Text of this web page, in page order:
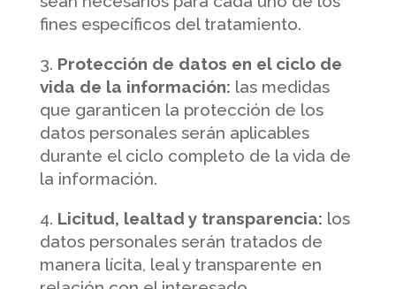
fines específicos del tratamiento.
Protección de datos en el ciclo de
vida de la información: las medidas
que garanticen la protección de los
datos personales serán aplicables
durante el ciclo completo de la vida de
la información.
Licitud, lealtad y transparencia: los
datos personales serán tratados de
manera lícita, leal y transparente en